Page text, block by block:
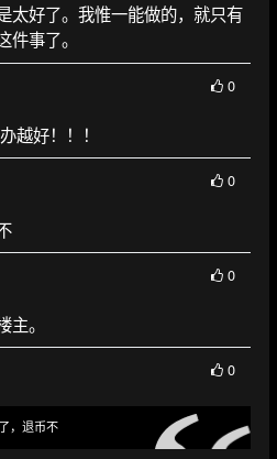
太好了。我惟一能做的，就只有
件事了。
0
越好！！！
0
0
。
0
，退币不